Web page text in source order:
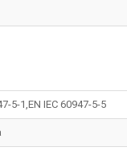
5-1,EN IEC 60947-5-5